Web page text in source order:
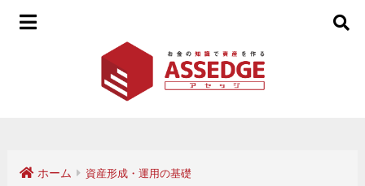
ホーム 資産形成・運用の基礎